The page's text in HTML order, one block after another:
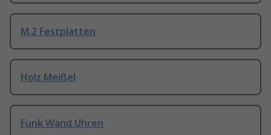
M.2 Festplatten
Holz Meißel
Funk Wand Uhren